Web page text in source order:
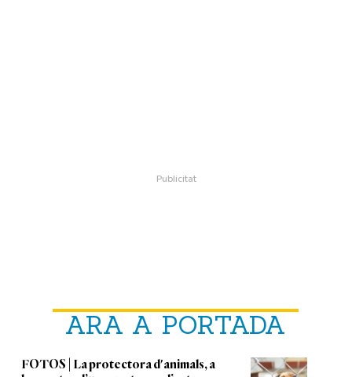
ARA A PORTADA
FOTOS | La protectora d'animals, a